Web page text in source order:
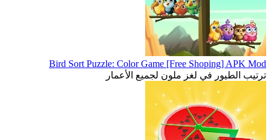
Bird Sort Puzzle: Color Game [Free Shoping] APK Mod
ترتيب الطيور في لغز ملون لجميع الأعمار